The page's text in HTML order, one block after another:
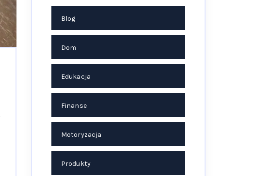
Blog
Dom
Edukacja
Finanse
Motoryzacja
Produkty